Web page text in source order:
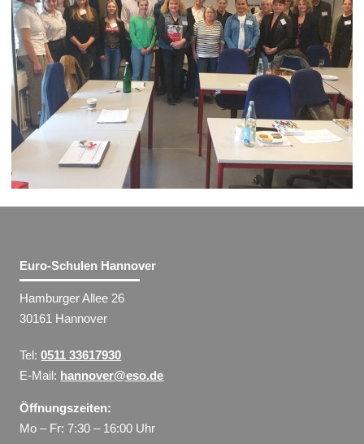
Euro-Schulen Hannover
Hamburger Allee 26
30161 Hannover
Tel:0511 33617930
E-Mail: hannover@eso.de
Öffnungszeiten:
Mo – Fr: 7:30 – 16:00 Uhr